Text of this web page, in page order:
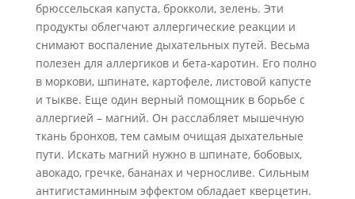
брюссельская капуста, брокколи, зелень. Эти
продукты облегчают аллергические реакции и
снимают воспаление дыхательных путей. Весьма
полезен для аллергиков и бета-каротин. Его полно
в моркови, шпинате, картофеле, листовой капусте
и тыкве. Еще один верный помощник в борьбе с
аллергией – магний. Он расслабляет мышечную
ткань бронхов, тем самым очищая дыхательные
пути. Искать магний нужно в шпинате, бобовых,
авокадо, гречке, бананах и черносливе. Сильным
антигистаминным эффектом обладает кверцетин.